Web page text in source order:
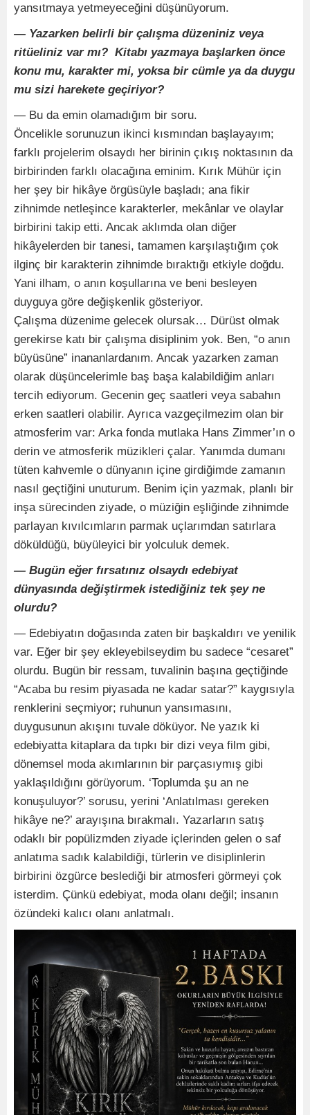
yansıtmaya yetmeyeceğini düşünüyorum.
— Yazarken belirli bir çalışma düzeniniz veya
ritüeliniz var mı? Kitabı yazmaya başlarken önce
konu mu, karakter mi, yoksa bir cümle ya da duygu
mu sizi harekete geçiriyor?
— Bu da emin olamadığım bir soru.
Öncelikle sorunuzun ikinci kısmından başlayayım;
farklı projelerim olsaydı her birinin çıkış noktasının da
birbirinden farklı olacağına eminim. Kırık Mühür için
her şey bir hikâye örgüsüyle başladı; ana fikir
zihnimde netleşince karakterler, mekânlar ve olaylar
birbirini takip etti. Ancak aklımda olan diğer
hikâyelerden bir tanesi, tamamen karşılaştığım çok
ilginç bir karakterin zihnimde bıraktığı etkiyle doğdu.
Yani ilham, o anın koşullarına ve beni besleyen
duyguya göre değişkenlik gösteriyor.
Çalışma düzenime gelecek olursak… Dürüst olmak
gerekirse katı bir çalışma disiplinim yok. Ben, “o anın
büyüsüne” inananlardanım. Ancak yazarken zaman
olarak düşüncelerimle baş başa kalabildiğim anları
tercih ediyorum. Gecenin geç saatleri veya sabahın
erken saatleri olabilir. Ayrıca vazgeçilmezim olan bir
atmosferim var: Arka fonda mutlaka Hans Zimmer’ın o
derin ve atmosferik müzikleri çalar. Yanımda dumanı
tüten kahvemle o dünyanın içine girdiğimde zamanın
nasıl geçtiğini unuturum. Benim için yazmak, planlı bir
inşa sürecinden ziyade, o müziğin eşliğinde zihnimde
parlayan kıvılcımların parmak uçlarımdan satırlara
döküldüğü, büyüleyici bir yolculuk demek.
— Bugün eğer fırsatınız olsaydı edebiyat
dünyasında değiştirmek istediğiniz tek şey ne
olurdu?
— Edebiyatın doğasında zaten bir başkaldırı ve yenilik
var. Eğer bir şey ekleyebilseydim bu sadece “cesaret”
olurdu. Bugün bir ressam, tuvalinin başına geçtiğinde
“Acaba bu resim piyasada ne kadar satar?” kaygısıyla
renklerini seçmiyor; ruhunun yansımasını,
duygusunun akışını tuvale döküyor. Ne yazık ki
edebiyatta kitaplara da tıpkı bir dizi veya film gibi,
dönemsel moda akımlarının bir parçasıymış gibi
yaklaşıldığını görüyorum. ‘Toplumda şu an ne
konuşuluyor?’ sorusu, yerini ‘Anlatılması gereken
hikâye ne?’ arayışına bırakmalı. Yazarların satış
odaklı bir popülizmden ziyade içlerinden gelen o saf
anlatıma sadık kalabildiği, türlerin ve disiplinlerin
birbirini özgürce beslediği bir atmosferi görmeyi çok
isterdim. Çünkü edebiyat, moda olanı değil; insanın
özündeki kalıcı olanı anlatmalı.